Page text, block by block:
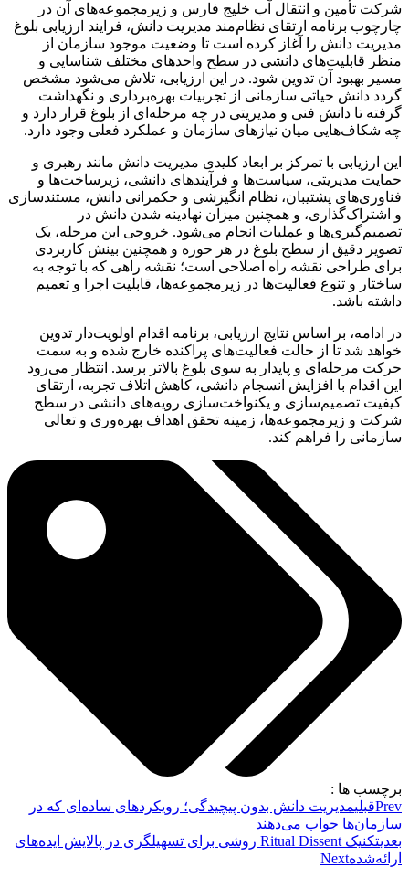
شرکت تأمین و انتقال آب خلیج فارس و زیرمجموعه‌های آن در
چارچوب برنامه ارتقای نظام‌مند مدیریت دانش، فرایند ارزیابی بلوغ
مدیریت دانش را آغاز کرده است تا وضعیت موجود سازمان از
منظر قابلیت‌های دانشی در سطح واحدهای مختلف شناسایی و
مسیر بهبود آن تدوین شود. در این ارزیابی، تلاش می‌شود مشخص
گردد دانش حیاتی سازمانی از تجربیات بهره‌برداری و نگهداشت
گرفته تا دانش فنی و مدیریتی در چه مرحله‌ای از بلوغ قرار دارد و
چه شکاف‌هایی میان نیازهای سازمان و عملکرد فعلی وجود دارد.
این ارزیابی با تمرکز بر ابعاد کلیدی مدیریت دانش مانند رهبری و
حمایت مدیریتی، سیاست‌ها و فرآیندهای دانشی، زیرساخت‌ها و
فناوری‌های پشتیبان، نظام انگیزشی و حکمرانی دانش، مستندسازی
و اشتراک‌گذاری، و همچنین میزان نهادینه شدن دانش در
تصمیم‌گیری‌ها و عملیات انجام می‌شود. خروجی این مرحله، یک
تصویر دقیق از سطح بلوغ در هر حوزه و همچنین بینش کاربردی
برای طراحی نقشه راه اصلاحی است؛ نقشه راهی که با توجه به
ساختار و تنوع فعالیت‌ها در زیرمجموعه‌ها، قابلیت اجرا و تعمیم
داشته باشد.
در ادامه، بر اساس نتایج ارزیابی، برنامه اقدام اولویت‌دار تدوین
خواهد شد تا از حالت فعالیت‌های پراکنده خارج شده و به سمت
حرکت مرحله‌ای و پایدار به سوی بلوغ بالاتر برسد. انتظار می‌رود
این اقدام با افزایش انسجام دانشی، کاهش اتلاف تجربه، ارتقای
کیفیت تصمیم‌سازی و یکنواخت‌سازی رویه‌های دانشی در سطح
شرکت و زیرمجموعه‌ها، زمینه تحقق اهداف بهره‌وری و تعالی
سازمانی را فراهم کند.
برچسب ها :
Prevقبلیمدیریت دانش بدون پیچیدگی؛ رویکردهای ساده‌ای که در
سازمان‌ها جواب می‌دهند
بعدی
تکنیک Ritual Dissent روشی برای تسهیلگری در پالایش ایده‌های
ارائه‌شدهNext